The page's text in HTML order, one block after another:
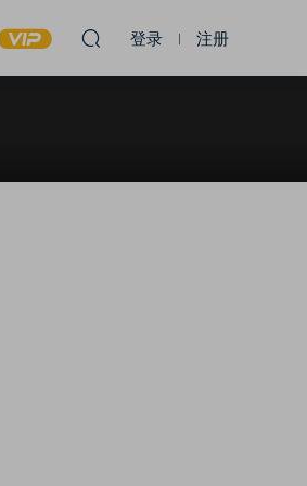
登录 注册